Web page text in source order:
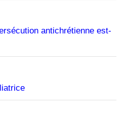
antichrétienne est-